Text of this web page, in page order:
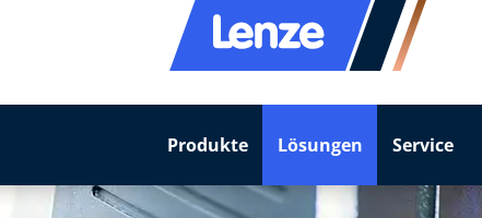
Produkte Lösungen Service